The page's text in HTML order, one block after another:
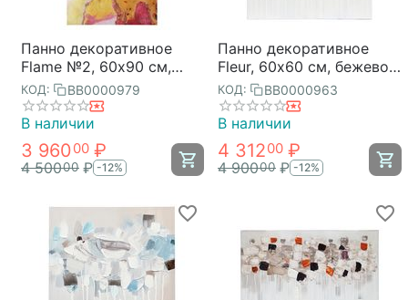
Панно декоративное
Flame №2, 60х90 см,
Bergenson Bjorn
КОД: BB0000979
В наличии
3 96000 ₽
4 50000 ₽ -12%
Панно декоративное
Fleur, 60х60 см, бежевое,
Bergenson Bjorn
КОД: BB0000963
В наличии
4 31200 ₽
4 90000 ₽ -12%